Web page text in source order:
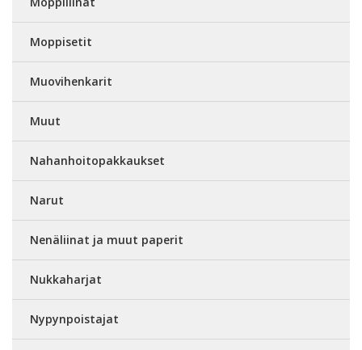
Moppisetit
Muovihenkarit
Muut
Nahanhoitopakkaukset
Narut
Nenäliinat ja muut paperit
Nukkaharjat
Nypynpoistajat